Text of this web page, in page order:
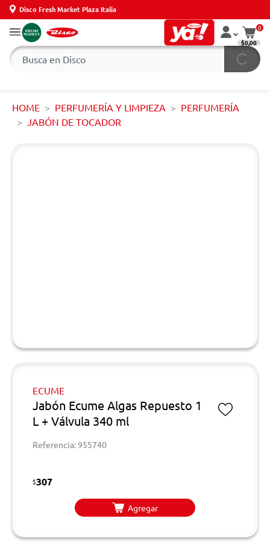
Disco Fresh Market Plaza Italia
0
$0,00
HOME PERFUMERÍA Y LIMPIEZA
PERFUMERÍA
JABÓN DE TOCADOR
ECUME
Jabón Ecume Algas Repuesto 1
L + Válvula 340 ml
Referencia: 955740
$307
Agregar